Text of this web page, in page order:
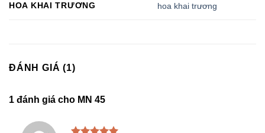
HOA KHAI TRƯƠNG hoa khai trương
ĐÁNH GIÁ (1)
1 đánh giá cho MN 45